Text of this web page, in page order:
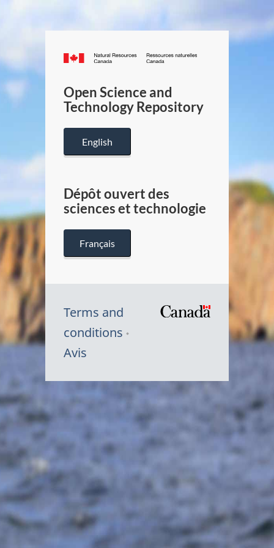
Canada.ca
/
Canada
Open Science and
Technology Repository
English
Dépôt ouvert des
sciences et technologie
Français
Terms and
conditions
Avis
Symbole
Canada